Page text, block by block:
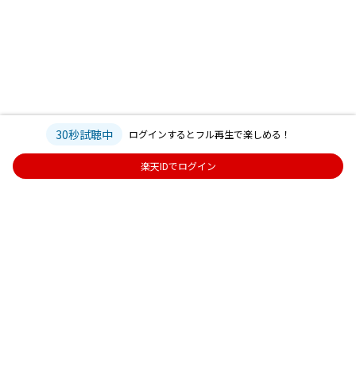
30秒試聴中 ログインするとフル再生で楽しめる！
楽天IDでログイン